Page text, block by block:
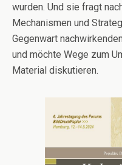
wurden. Und sie fragt
Mechanismen und
Gegenwart
und möchte Wege zum
Material diskutieren.